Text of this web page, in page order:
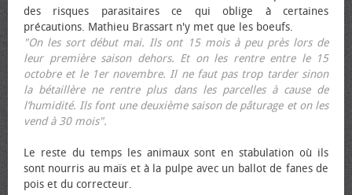
des risques parasitaires ce qui oblige à certaines
précautions. Mathieu Brassart n'y met que les bœufs.
"On les sort début mai. Ils ont 15 mois à peu près lors de
leur première saison dehors. Et on les rentre entre le 15
octobre et le 1er novembre. Il ne faut pas trop tarder sinon
la bétaillère ne rentre plus dans les parcelles à cause de
l’humidité. Ils font une deuxième saison de pâturage et on les
vend à 30 mois".
Le reste du temps les animaux sont en stabulation où ils
sont nourris au maïs et à la pulpe avec un ballot de fanes de
pois et du correcteur.